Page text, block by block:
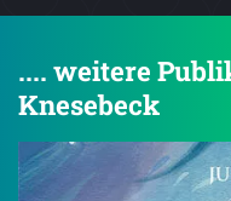
.... weitere
Knesebeck